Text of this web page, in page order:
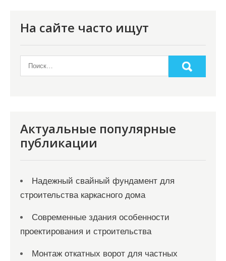
м
На сайте часто ищут
Актуальные популярные
публикации
Надежный свайный фундамент для
строительства каркасного дома
Современные здания особенности
проектирования и строительства
Монтаж откатных ворот для частных